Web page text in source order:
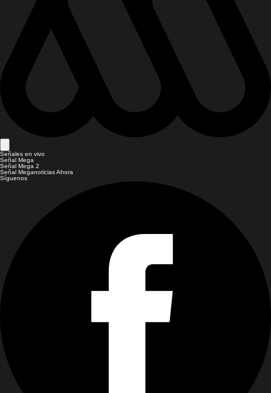
Señales en vivo
Señal Mega
Señal Mega 2
Señal Meganoticias Ahora
Síguenos